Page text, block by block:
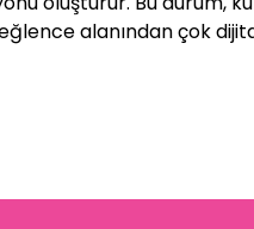
alanından çok